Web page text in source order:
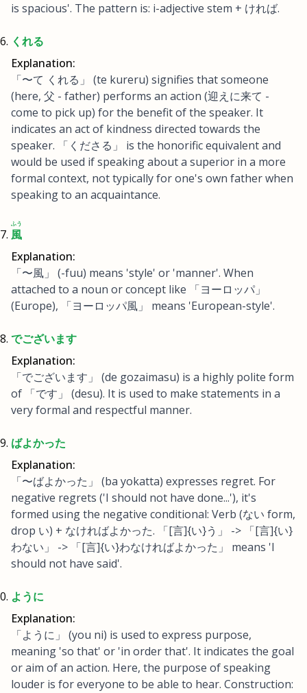
is spacious'. The pattern is: i-adjective stem + ければ.
くれる
Explanation:
「〜て くれる」 (te kureru) signifies that someone
(here, 父 - father) performs an action (迎えに来て -
come to pick up) for the benefit of the speaker. It
indicates an act of kindness directed towards the
speaker. 「くださる」 is the honorific equivalent and
would be used if speaking about a superior in a more
formal context, not typically for one's own father when
speaking to an acquaintance.
風
ふう
Explanation:
「〜風」 (-fuu) means 'style' or 'manner'. When
attached to a noun or concept like 「ヨーロッパ」
(Europe), 「ヨーロッパ風」 means 'European-style'.
でございます
Explanation:
「でございます」 (de gozaimasu) is a highly polite form
of 「です」 (desu). It is used to make statements in a
very formal and respectful manner.
ばよかった
Explanation:
「〜ばよかった」 (ba yokatta) expresses regret. For
negative regrets ('I should not have done...'), it's
formed using the negative conditional: Verb (ない form,
drop い) + なければよかった. 「[言]{い}う」 -> 「[言]{い}
わない」 -> 「[言]{い}わなければよかった」 means 'I
should not have said'.
ように
Explanation:
「ように」 (you ni) is used to express purpose,
meaning 'so that' or 'in order that'. It indicates the goal
or aim of an action. Here, the purpose of speaking
louder is for everyone to be able to hear. Construction: